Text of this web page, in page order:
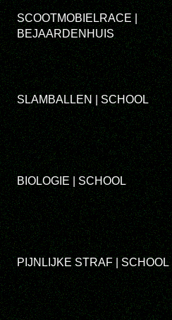
SCOOTMOBIELRACE |
BEJAARDENHUIS
SLAMBALLEN | SCHOOL
BIOLOGIE | SCHOOL
PIJNLIJKE STRAF | SCHOOL